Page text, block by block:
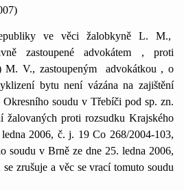
ve věci žalobkyně L. M.,
zastoupené advokátem , proti
V., zastoupeným
advokátkou , o
bytu není vázána na zajištění
Okresního soudu v Třebíči pod sp. zn.
žalovaných proti rozsudku Krajského
2006, č. j. 19 Co 268/2004-103,
soudu v Brně ze dne 25. ledna 2006,
zrušuje a věc se vrací tomuto soudu